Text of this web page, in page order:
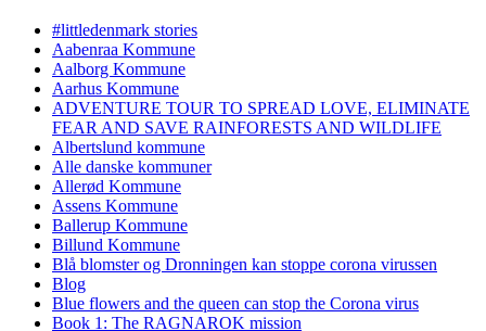
#littledenmark stories
Aabenraa Kommune
Aalborg Kommune
Aarhus Kommune
ADVENTURE TOUR TO SPREAD LOVE, ELIMINATE
FEAR AND SAVE RAINFORESTS AND WILDLIFE
Albertslund kommune
Alle danske kommuner
Allerød Kommune
Assens Kommune
Ballerup Kommune
Billund Kommune
Blå blomster og Dronningen kan stoppe corona virussen
Blog
Blue flowers and the queen can stop the Corona virus
Book 1: The RAGNAROK mission